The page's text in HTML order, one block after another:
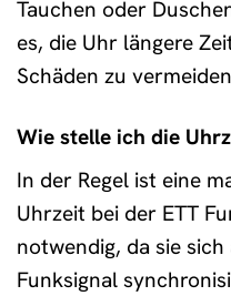
Tauchen oder
es, die Uhr längere
Schäden zu
Wie stelle ich die
In der Regel ist eine
Uhrzeit bei der ETT
notwendig, da sie
Funksignal